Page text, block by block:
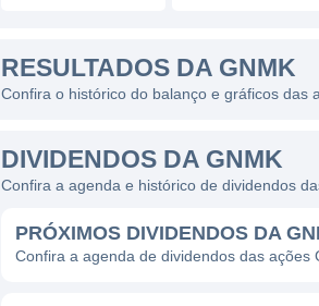
RESULTADOS DA GNMK
Confira o histórico do balanço e gráficos das
DIVIDENDOS DA GNMK
Confira a agenda e histórico de dividendos
PRÓXIMOS DIVIDENDOS DA
Confira a agenda de dividendos das ações